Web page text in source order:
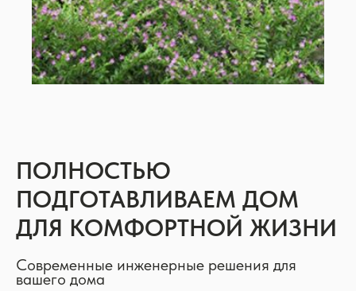
ПОЛНОСТЬЮ
ПОДГОТАВЛИВАЕМ ДОМ
ДЛЯ КОМФОРТНОЙ ЖИЗНИ
Современные инженерные решения для
вашего дома